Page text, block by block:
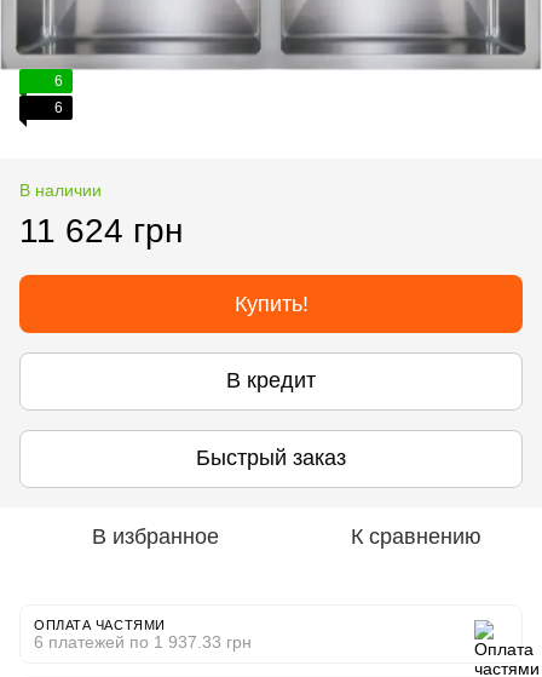
6
6
В наличии
11 624 грн
Купить!
В кредит
Быстрый заказ
В избранное К сравнению
ОПЛАТА ЧАСТЯМИ
6 платежей по 1 937.33 грн